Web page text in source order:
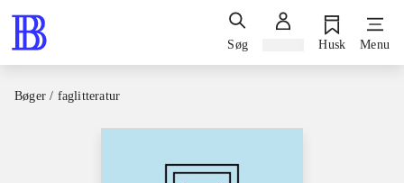
Søg Husk Menu
Bøger / faglitteratur